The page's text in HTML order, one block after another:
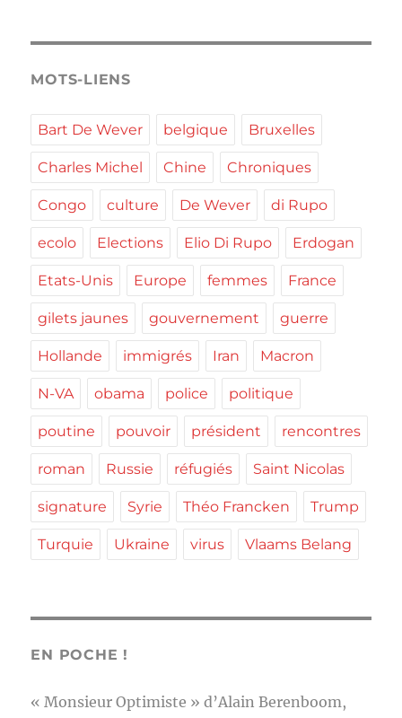
MOTS-LIENS
Bart De Wever belgique Bruxelles
Charles Michel Chine Chroniques
Congo culture De Wever di Rupo
ecolo Elections Elio Di Rupo Erdogan
Etats-Unis Europe femmes France
gilets jaunes gouvernement guerre
Hollande immigrés Iran Macron
N-VA obama police politique
poutine pouvoir président rencontres
roman Russie réfugiés Saint Nicolas
signature Syrie Théo Francken Trump
Turquie Ukraine virus Vlaams Belang
EN POCHE !
« Monsieur Optimiste » d’Alain Berenboom,